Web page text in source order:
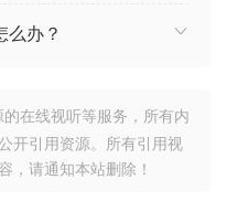
么办？
在线视听等服务，所有内
开引用资源。所有引用视
，请通知本站删除！